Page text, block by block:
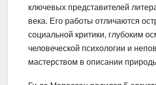
ключевых представителей
века. Его работы отличаются
социальной критики, глубоким
человеческой психологии и
мастерством в описании